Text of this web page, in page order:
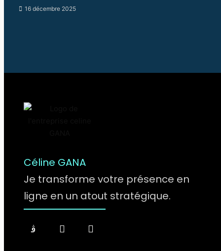
16 décembre 2025
Céline GANA
Je transforme votre présence en
ligne en un atout stratégique.